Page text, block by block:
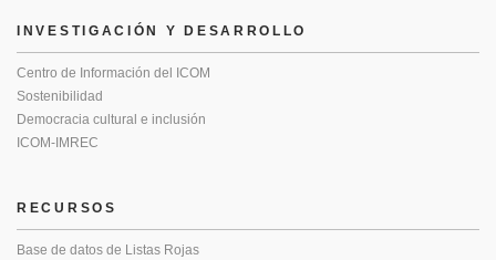
INVESTIGACIÓN Y DESARROLLO
Centro de Información del ICOM
Sostenibilidad
Democracia cultural e inclusión
ICOM-IMREC
RECURSOS
Base de datos de Listas Rojas